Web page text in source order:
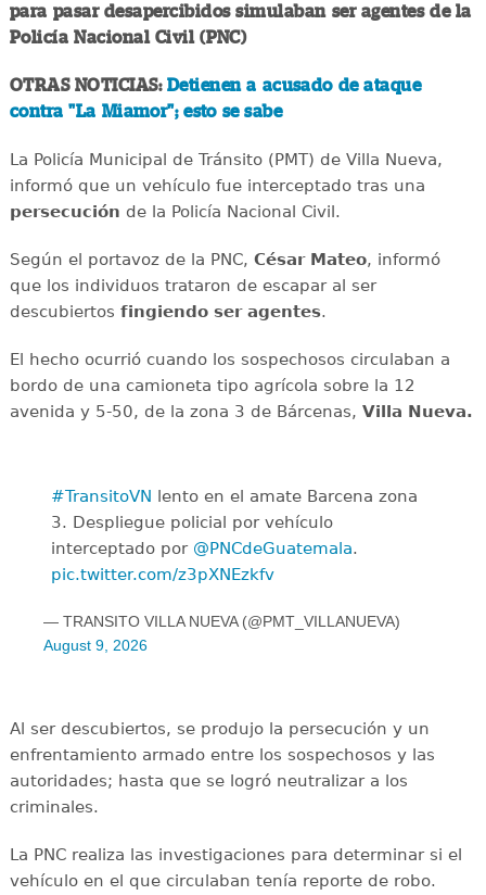
para pasar desapercibidos simulaban ser agentes de la
Policía Nacional Civil (PNC)
OTRAS NOTICIAS: Detienen a acusado de ataque
contra "La Miamor"; esto se sabe
La Policía Municipal de Tránsito (PMT) de Villa Nueva,
informó que un vehículo fue interceptado tras una
persecución de la Policía Nacional Civil.
Según el portavoz de la PNC, César Mateo, informó
que los individuos trataron de escapar al ser
descubiertos fingiendo ser agentes.
El hecho ocurrió cuando los sospechosos circulaban a
bordo de una camioneta tipo agrícola sobre la 12
avenida y 5-50, de la zona 3 de Bárcenas, Villa Nueva.
#TransitoVN lento en el amate Barcena zona
3. Despliegue policial por vehículo
interceptado por @PNCdeGuatemala.
pic.twitter.com/z3pXNEzkfv
— TRANSITO VILLA NUEVA (@PMT_VILLANUEVA)
August 9, 2026
Al ser descubiertos, se produjo la persecución y un
enfrentamiento armado entre los sospechosos y las
autoridades; hasta que se logró neutralizar a los
criminales.
La PNC realiza las investigaciones para determinar si el
vehículo en el que circulaban tenía reporte de robo.